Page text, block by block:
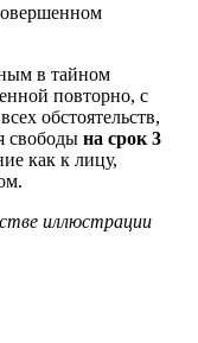
в тайном
повторно, с
обстоятельств,
свободы на срок 3
как к лицу,
иллюстрации